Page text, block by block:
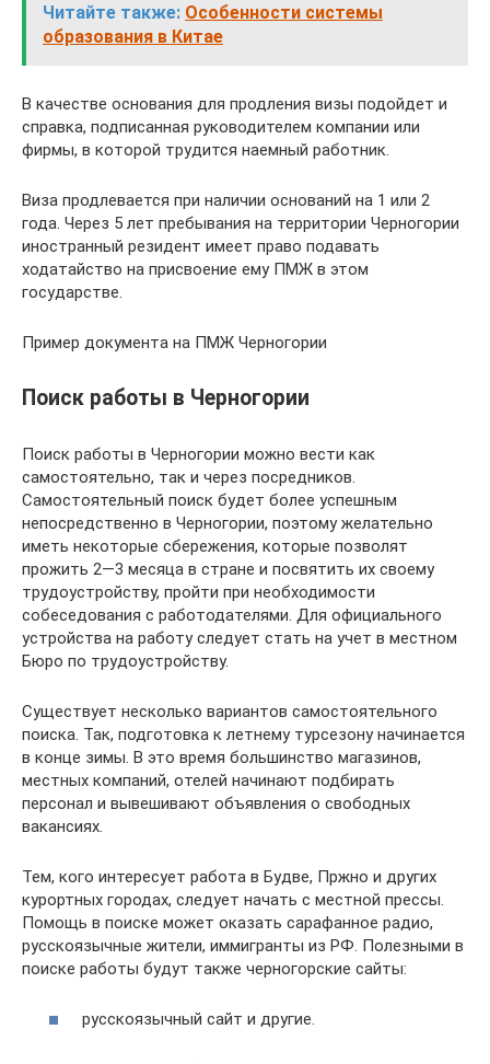
Читайте также: Особенности системы
образования в Китае
В качестве основания для продления визы подойдет и
справка, подписанная руководителем компании или
фирмы, в которой трудится наемный работник.
Виза продлевается при наличии оснований на 1 или 2
года. Через 5 лет пребывания на территории Черногории
иностранный резидент имеет право подавать
ходатайство на присвоение ему ПМЖ в этом
государстве.
Пример документа на ПМЖ Черногории
Поиск работы в Черногории
Поиск работы в Черногории можно вести как
самостоятельно, так и через посредников.
Самостоятельный поиск будет более успешным
непосредственно в Черногории, поэтому желательно
иметь некоторые сбережения, которые позволят
прожить 2—3 месяца в стране и посвятить их своему
трудоустройству, пройти при необходимости
собеседования с работодателями. Для официального
устройства на работу следует стать на учет в местном
Бюро по трудоустройству.
Существует несколько вариантов самостоятельного
поиска. Так, подготовка к летнему турсезону начинается
в конце зимы. В это время большинство магазинов,
местных компаний, отелей начинают подбирать
персонал и вывешивают объявления о свободных
вакансиях.
Тем, кого интересует работа в Будве, Пржно и других
курортных городах, следует начать с местной прессы.
Помощь в поиске может оказать сарафанное радио,
русскоязычные жители, иммигранты из РФ. Полезными в
поиске работы будут также черногорские сайты:
русскоязычный сайт и другие.